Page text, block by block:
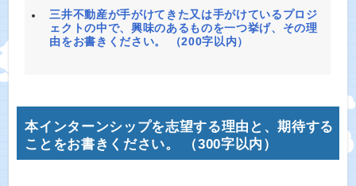
三井不動産が手がけてきた又は手がけているプロジ
ェクトの中で、興味のあるものを一つ挙げ、その理
由をお書きください。 （200字以内）
本インターンシップを志望する理由と、期待する
ことをお書きください。 （300字以内）